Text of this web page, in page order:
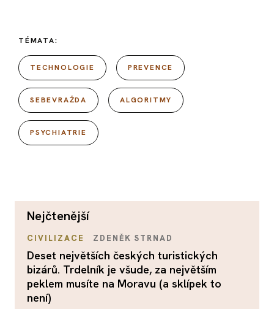
TÉMATA:
TECHNOLOGIE PREVENCE
SEBEVRAŽDA ALGORITMY
PSYCHIATRIE
nejčtenější
CIVILIZACE ZDENĚK STRNAD
Deset největších českých turistických
bizárů. Trdelník je všude, za největším
peklem musíte na Moravu (a sklípek to
není)